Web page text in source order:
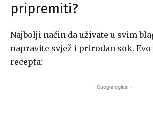
pripremiti?
Najbolji način da uživate u svim
napravite svjež i prirodan sok.
recepta:
- Google oglasi -